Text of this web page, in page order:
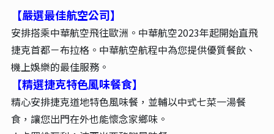
【嚴選最佳航空公司】
安排搭乘中華航空飛往歐洲。中華航空2023年起開始直飛
捷克首都－布拉格。中華航空航程中為您提供優質餐飲、
機上娛樂的最佳服務。
【精選捷克特色風味餐食】
精心安排捷克道地特色風味餐，並輔以中式七菜一湯餐
食，讓您出門在外也能懷念家鄉味。